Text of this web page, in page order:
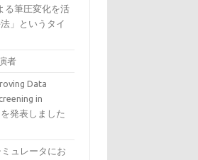
る筆圧変化を活
」というタイ
者
Data
in
発表しました
ュレータにお